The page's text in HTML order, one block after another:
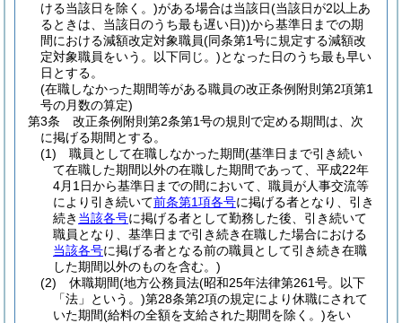
ける当該日を除く。)がある場合は当該日(当該日が2以上あ
るときは、当該日のうち最も遅い日))から基準日までの期
間における減額改定対象職員(同条第1号に規定する減額改
定対象職員をいう。以下同じ。)となった日のうち最も早い
日とする。
(在職しなかった期間等がある職員の改正条例附則第2項第1
号の月数の算定)
第3条
改正条例附則第2条第1号の規則で定める期間は、次
に掲げる期間とする。
(1)
職員として在職しなかった期間(基準日まで引き続い
て在職した期間以外の在職した期間であって、平成22年
4月1日から基準日までの間において、職員が人事交流等
により引き続いて前条第1項各号に掲げる者となり、引き
続き 当該各号に掲げる者として勤務した後、引き続いて
職員となり、基準日まで引き続き在職した場合における
当該各号に掲げる者となる前の職員として引き続き在職
した期間以外のものを含む。)
(2)
休職期間(地方公務員法(昭和25年法律第261号。以下
「法」という。)第28条第2項の規定により休職にされて
いた期間(給料の全額を支給された期間を除く。)をい